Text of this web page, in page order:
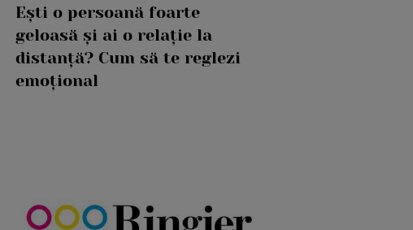
Ești o persoană foarte
geloasă și ai o relație la
distanță? Cum să te reglezi
emoțional